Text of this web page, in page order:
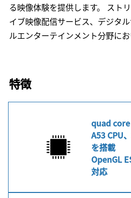
る映像体験を提供します。 スト
イブ映像配信サービス、デジタ
ルエンターテインメント分野にお
特徴
quad
A53 CPU
を搭載
OpenGL
対応